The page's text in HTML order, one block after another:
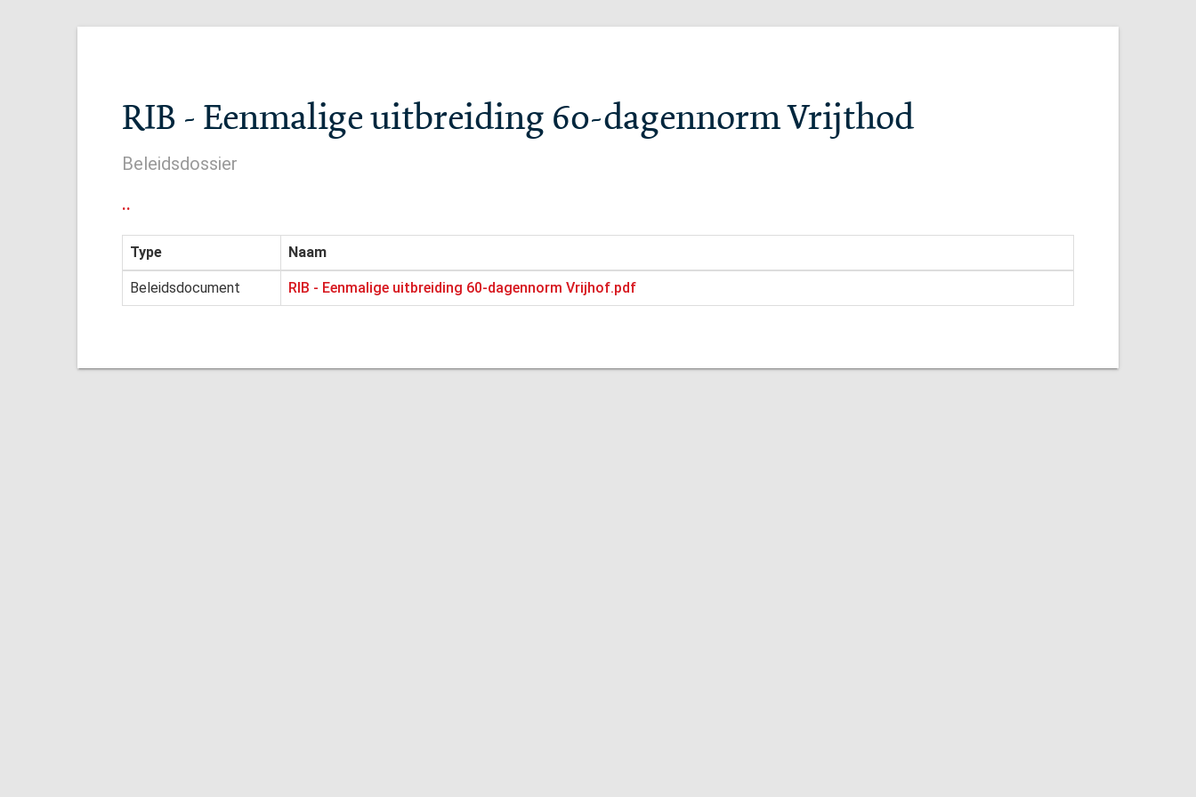
RIB - Eenmalige uitbreiding 60-dagennorm Vrijthod
Beleidsdossier
..
Type Naam
Beleidsdocument RIB - Eenmalige uitbreiding 60-dagennorm Vrijhof.pdf